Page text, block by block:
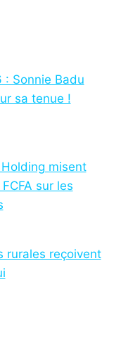
: Sonnie Badu
sa tenue !
misent
sur les
rurales reçoivent